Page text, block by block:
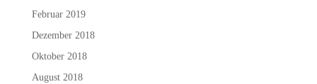
Februar 2019
Dezember 2018
Oktober 2018
August 2018